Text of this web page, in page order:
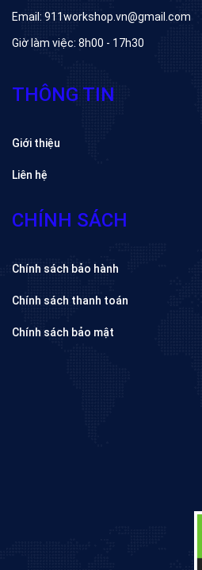
Email: 911workshop.vn@gmail.com
Giờ làm việc: 8h00 - 17h30
THÔNG TIN
Giới thiệu
Liên hệ
CHÍNH SÁCH
Chính sách bảo hành
Chính sách thanh toán
Chính sách bảo mật